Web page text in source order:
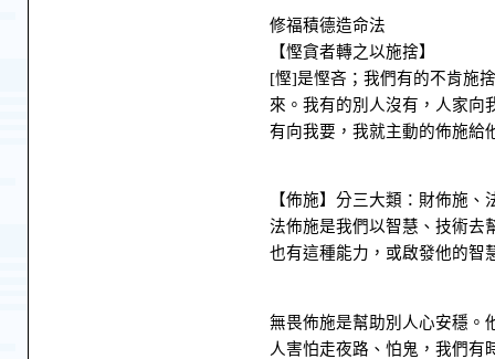
修福積德造命法
【慳貪者轉之以施捨】
[慳]是慳吝；我們有的不肯施
來。我有的別人沒有，人家向
有向我要，我就主動的佈施給
【佈施】分三大類：財佈施、
法佈施是我們以智慧、技術去
也有這種能力，或啟發他的智
無畏佈施是幫助別人心安穩。
人害怕走夜路、怕鬼，我們有